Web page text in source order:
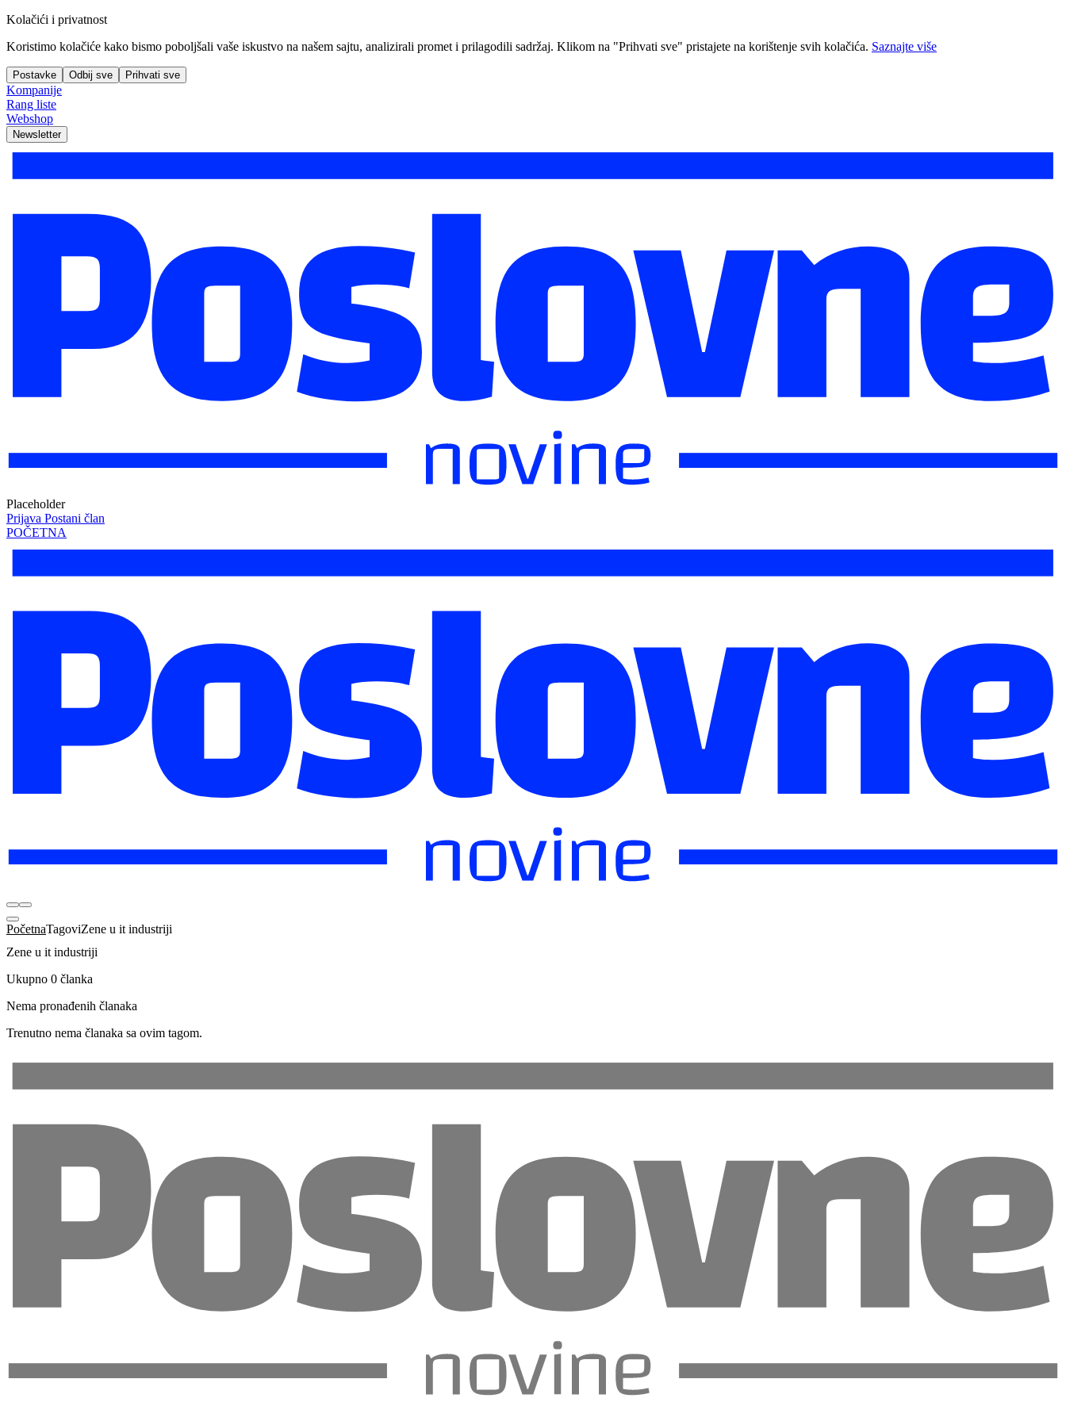
Kolačići i privatnost
Koristimo kolačiće kako bismo poboljšali vaše iskustvo na našem sajtu, analizirali promet i prilagodili sadržaj. Klikom na "Prihvati sve" pristajete na korištenje svih kolačića. Saznajte više
Postavke Odbij sve Prihvati sve
Kompanije
Rang liste
Webshop
Newsletter
Placeholder
Prijava Postani član
POČETNA
PočetnaTagoviZene u it industriji
Zene u it industriji
Ukupno 0 članka
Nema pronađenih članaka
Trenutno nema članaka sa ovim tagom.